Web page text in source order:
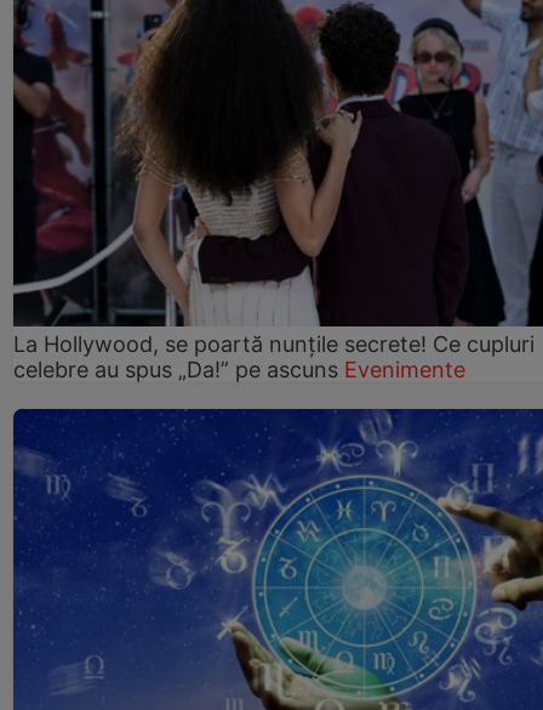
La Hollywood, se poartă nunțile secrete! Ce cupluri
celebre au spus „Da!” pe ascuns Evenimente